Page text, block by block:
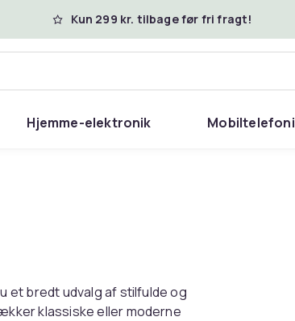
Kun 299 kr. tilbage før fri fragt!
Hjemme-elektronik Mobiltelefoni
et bredt udvalg af stilfulde og
klassiske eller moderne